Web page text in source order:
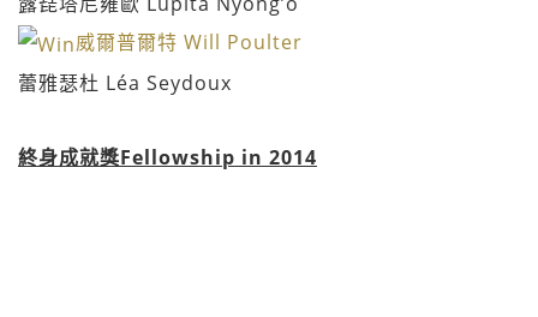
威爾普爾特 Will Poulter
蕾雅瑟杜 Léa Seydoux
終身成就獎Fellowship in 2014